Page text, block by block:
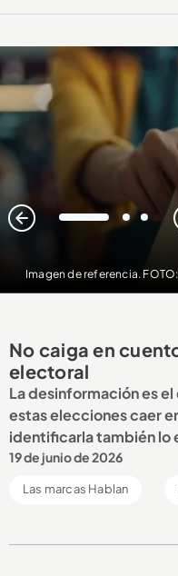
Imagen de referencia.
1 2 3
No caiga en
electoral
La desinformación es
estas elecciones caer
identificarla también lo
19 de junio de 2026
Las marcas Hablan